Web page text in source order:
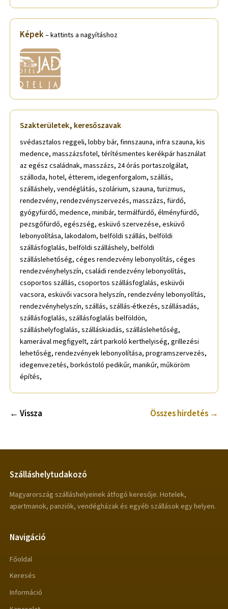
Képek– kattints a nagyításhoz
Szakterületek, keresőszavak
svédasztalos reggeli, lobby bár, finnszauna, infra szauna, kis
medence, masszázsfotel, térítésmentes kerékpár használat
az egész családnak, masszázs, 24 órás portaszolgálat,
szálloda, hotel, étterem, idegenforgalom, szállás,
szálláshely, vendéglátás, szolárium, szauna, turizmus,
rendezvény, rendezvényszervezés, masszázs, fürdő,
gyógyfürdő, medence, minibár, termálfürdő, élményfürdő,
pezsgőfürdő, egészség, esküvő szervezése, esküvő
lebonyolítása, lakodalom, belföldi szállás, belföldi
szállásfoglalás, belföldi szálláshely, belföldi
szálláslehetőség, céges rendezvény lebonyolítás, céges
rendezvényhelyszín, családi rendezvény lebonyolítás,
csoportos szállás, csoportos szállásfoglalás, esküvői
vacsora, esküvői vacsora helyszín, rendezvény lebonyolítás,
rendezvényhelyszín, szállás, szállás-étkezés, szállásadás,
szállásfoglalás, szállásfoglalás belföldön,
szálláshelyfoglalás, szálláskiadás, szálláslehetőség,
kamerával megfigyelt, zárt parkoló kerthelyiség, grillezési
lehetőség, rendezvények lebonyolítása, programszervezés,
idegenvezetés, borkóstoló pedikűr, manikűr, műköröm
építés,
← Vissza Összes hirdetés →
Szálláshelytudakozó
Magyarország szálláshelyeinek átfogó keresője. Hotelek,
apartmanok, panziók, vendégházak és egyéb szállások egy helyen.
Navigáció
Főoldal
Keresés
Információ